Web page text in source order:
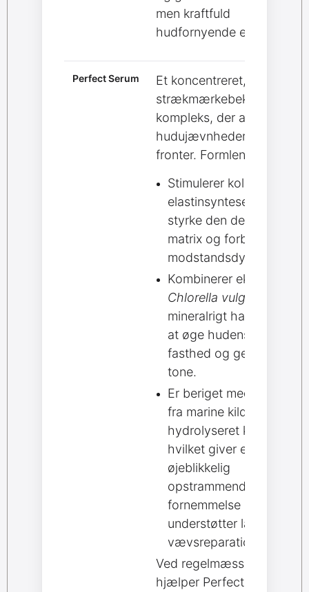
men kraftfuld
hudfornyende effekt.
Perfect Serum
Et koncentreret,
strækmærkebekæmpende
kompleks, der angriber
hudujævnheder på flere
fronter. Formlen:
Stimulerer kollagen- og
elastinsyntese for at
styrke den dermale
matrix og forbedre
modstandsdygtigheden.
Kombinerer ekstrakt af
Chlorella vulgaris
mineralrigt havvand for
at øge hudens trofisme,
fasthed og generelle
tone.
Er beriget med elastin
fra marine kilder og
hydrolyseret kollagen,
hvilket giver en
øjeblikkelig
opstrammende
fornemmelse og
understøtter langvarig
vævsreparation.
Ved regelmæssig brug
hjælper Perfect Serum